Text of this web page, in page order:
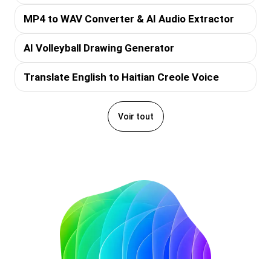
MP4 to WAV Converter & AI Audio Extractor
AI Volleyball Drawing Generator
Translate English to Haitian Creole Voice
Voir tout